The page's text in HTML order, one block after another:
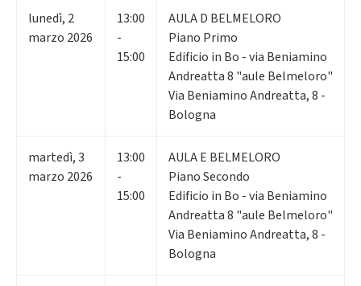
lunedì, 2
marzo 2026
13:00
-
15:00
AULA D BELMELORO
Piano Primo
Edificio in Bo - via Beniamino
Andreatta 8 "aule Belmeloro"
Via Beniamino Andreatta, 8 -
Bologna
martedì,3
marzo 2026
13:00
-
15:00
AULA E BELMELORO
Piano Secondo
Edificio in Bo - via Beniamino
Andreatta 8 "aule Belmeloro"
Via Beniamino Andreatta, 8 -
Bologna